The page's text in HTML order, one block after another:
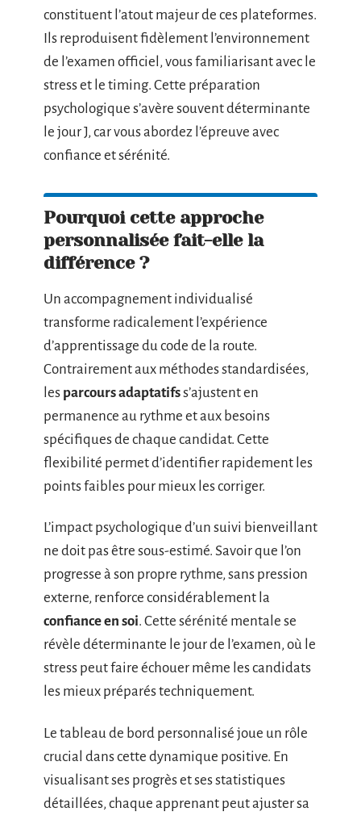
constituent l’atout majeur de ces plateformes.
Ils reproduisent fidèlement l’environnement
de l’examen officiel, vous familiarisant avec le
stress et le timing. Cette préparation
psychologique s’avère souvent déterminante
le jour J, car vous abordez l’épreuve avec
confiance et sérénité.
Pourquoi cette approche
personnalisée fait-elle la
différence ?
Un accompagnement individualisé
transforme radicalement l’expérience
d’apprentissage du code de la route.
Contrairement aux méthodes standardisées,
les parcours adaptatifss’ajustent en
permanence au rythme et aux besoins
spécifiques de chaque candidat. Cette
flexibilité permet d’identifier rapidement les
points faibles pour mieux les corriger.
L’impact psychologique d’un suivi bienveillant
ne doit pas être sous-estimé. Savoir que l’on
progresse à son propre rythme, sans pression
externe, renforce considérablement la
confiance en soi. Cette sérénité mentale se
révèle déterminante le jour de l’examen, où le
stress peut faire échouer même les candidats
les mieux préparés techniquement.
Le tableau de bord personnalisé joue un rôle
crucial dans cette dynamique positive. En
visualisant ses progrès et ses statistiques
détaillées, chaque apprenant peut ajuster sa